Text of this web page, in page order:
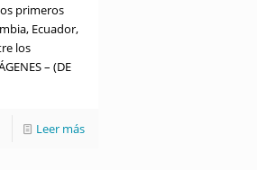
primeros
Ecuador,
los
– (DE
Leer más